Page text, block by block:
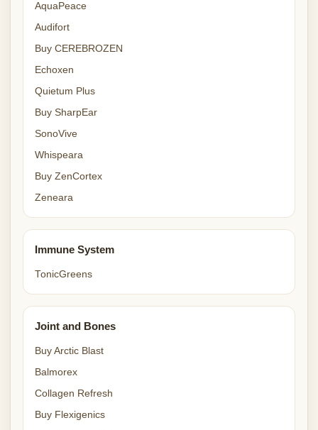
AquaPeace
Audifort
Buy CEREBROZEN
Echoxen
Quietum Plus
Buy SharpEar
SonoVive
Whispeara
Buy ZenCortex
Zeneara
Immune System
TonicGreens
Joint and Bones
Buy Arctic Blast
Balmorex
Collagen Refresh
Buy Flexigenics